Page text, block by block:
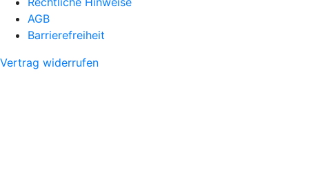
AGB
Barrierefreiheit
Vertrag widerrufen